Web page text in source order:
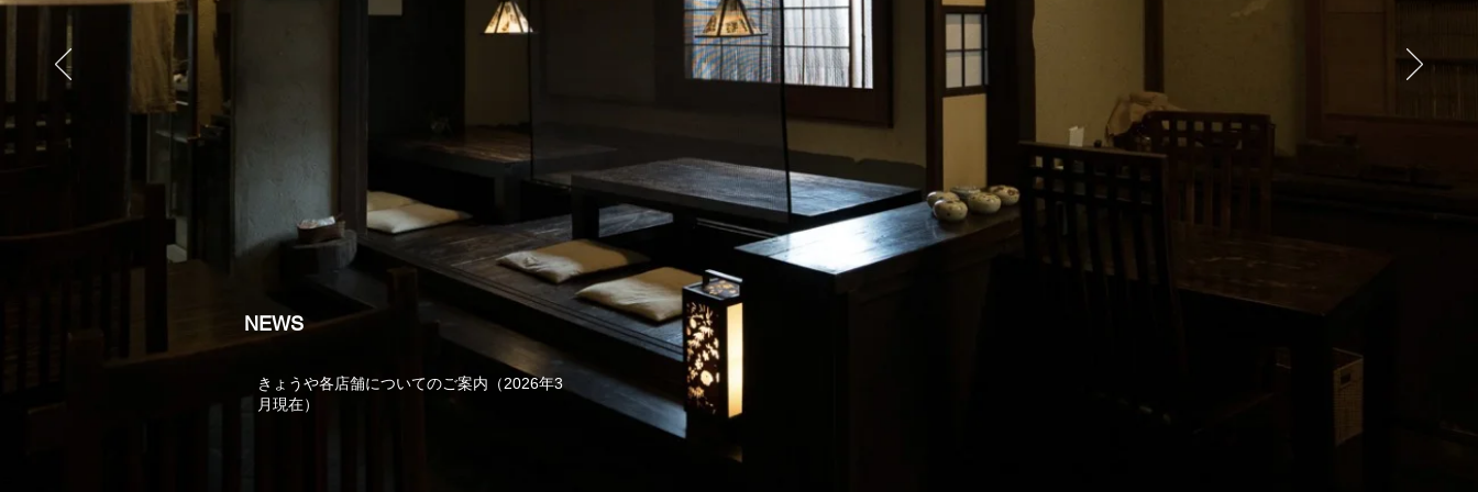
NEWS
きょうや各店舗についてのご案内（2026年3
月現在）